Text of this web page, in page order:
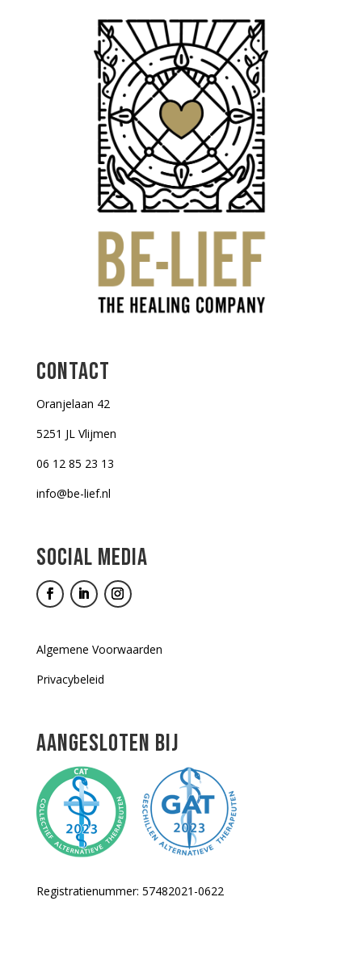
CONTACT
Oranjelaan 42
5251 JL Vlijmen
06 12 85 23 13
info@be-lief.nl
SOCIAL MEDIA
Algemene Voorwaarden
Privacybeleid
AANGESLOTEN BIJ
Registratienummer: 57482021-0622